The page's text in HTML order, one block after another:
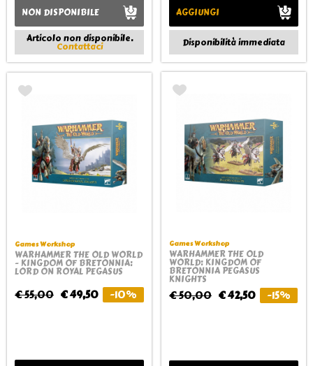
NON DISPONIBILE
Articolo non disponibile.
Contattaci
AGGIUNGI
Disponibilità immediata
Games Workshop
WARHAMMER THE OLD WORLD
- KINGDOM OF BRETONNIA:
LORD ON ROYAL PEGASUS
€ 55,00 € 49,50 -10%
Games Workshop
WARHAMMER THE OLD
WORLD: KINGDOM OF
BRETONNIA PEGASUS
KNIGHTS
€ 50,00 € 42,50 -15%